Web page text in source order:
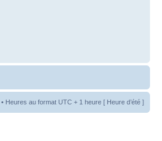
• Heures au format UTC + 1 heure [ Heure d’été ]